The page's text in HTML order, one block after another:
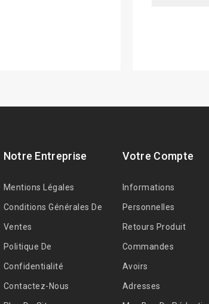
Notre Entreprise
Mentions Légales
Conditions Générales De
Ventes
Politique De
Confidentialité
Contactez-Nous
Votre Compte
Informations
Personnelles
Retours Produit
Commandes
Avoirs
Adresses